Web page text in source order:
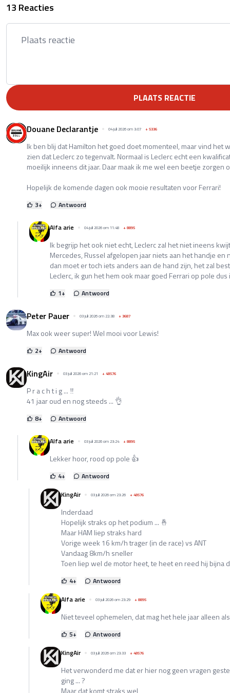
13 Reacties
PLAATS REACTIE
Douane Declarantje 04 juli 2026 om 3:07 +5336
Ik ben blij dat Hamilton het goed doet momenteel, maar vind het
zien dat Leclerc zo tegenvalt. Normaal is Leclerc echt een
moeilijk inneens dit jaar. Daar maak ik me wel een beetje zorgen
Hopelijk de komende dagen ook mooie resultaten voor Ferrari!
3+ Antwoord
Alfa arie 04 juli 2026 om 11:48 +8895
Ik begrijp het ook niet echt, Leclerc zal het niet ineens
Mercedes, Russel afgelopen jaar niets aan het handje en
dan moet er toch iets anders aan de hand zijn, het zal
Leclerc, ik gun het hem ook maar goed Ferrari op pole
1+ Antwoord
Peter Pauer 03 juli 2026 om 22:38 +3687
Max ook weer super! Wel mooi voor Lewis!
2+ Antwoord
KingAir 03 juli 2026 om 21:21 +48576
P r a c h t i g ... ‼️
41 jaar oud en nog steeds ... 👌
8+ Antwoord
Alfa arie 03 juli 2026 om 23:24 +8895
Lekker hoor, rood op pole 👍
4+
Antwoord
KingAir
03 juli 2026 om 23:26 +48576
Inderdaad
Hopelijk straks op het podium ... 🤞
Maar HAM liep straks hard
Vorige week 16 km/h trager (in de race) vs ANT
Vandaag 8km/h sneller
Toen liep wel de motor heet, te heet en reed hij bijna
4+
Antwoord
Alfa arie
03 juli 2026 om 23:29 +8895
Niet teveel ophemelen, dat mag het hele jaar alleen
5+
Antwoord
KingAir
03 juli 2026 om 23:33 +48576
Het verwonderd me dat er hier nog geen vragen
ging ... ?
Maar dat komt straks wel